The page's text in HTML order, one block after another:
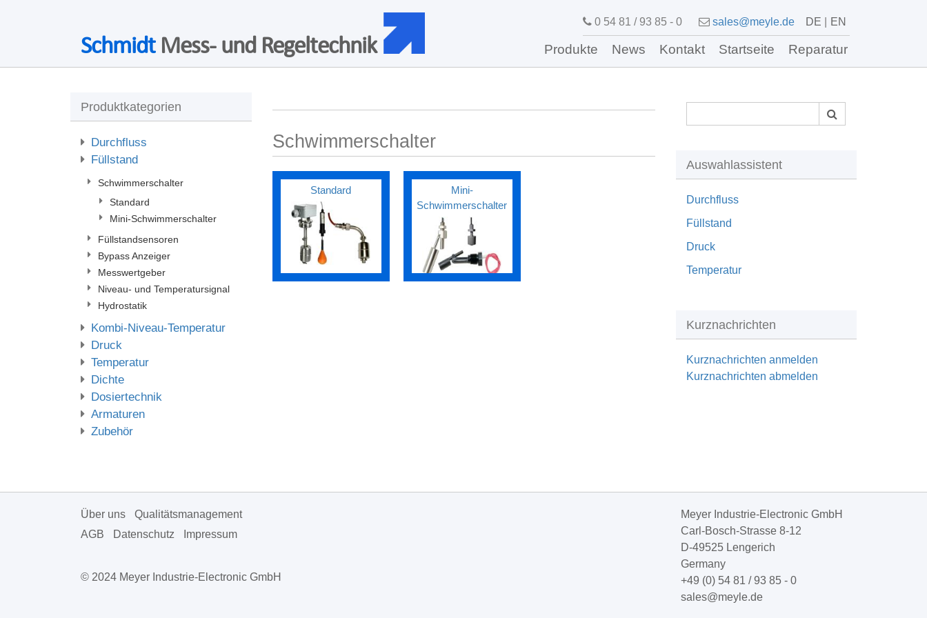
SchmidtMess- und Regeltechnik
0 54 81 / 93 85 - 0 sales@meyle.de DE EN
Produkte News Kontakt Startseite Reparatur
Produktkategorien
Durchfluss
Füllstand
Schwimmerschalter
Standard
Mini-Schwimmerschalter
Füllstandsensoren
Bypass Anzeiger
Messwertgeber
Niveau- und Temperatursignal
Hydrostatik
Kombi-Niveau-Temperatur
Druck
Temperatur
Dichte
Dosiertechnik
Armaturen
Zubehör
Schwimmerschalter
Standard
Mini-
Schwimmerschalter
Auswahlassistent
Durchfluss
Füllstand
Druck
Temperatur
Kurznachrichten
Kurznachrichten anmelden
Kurznachrichten abmelden
Über uns
Qualitätsmanagement
AGB
Datenschutz Impressum
© 2024 Meyer Industrie-Electronic GmbH
Meyer Industrie-Electronic GmbH
Carl-Bosch-Strasse 8-12
D-49525 Lengerich
Germany
+49 (0) 54 81 / 93 85 - 0
sales@meyle.de